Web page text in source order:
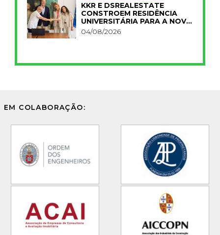
KKR E DSREALESTATE
CONSTROEM RESIDÊNCIA
UNIVERSITÁRIA PARA A NOVA
FCT
04/08/2026
EM COLABORAÇÃO: